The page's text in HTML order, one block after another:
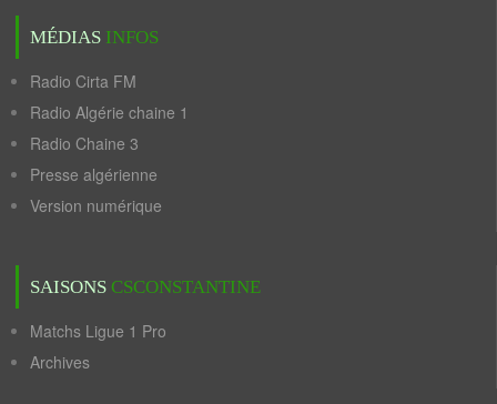
MÉDIAS INFOS
Radio Cirta FM
Radio Algérie chaine 1
Radio Chaine 3
Presse algérienne
Version numérique
SAISONS CSCONSTANTINE
Matchs Ligue 1 Pro
Archives